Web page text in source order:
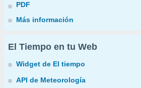
PDF
Más información
El Tiempo en tu Web
Widget de El tiempo
API de Meteorología